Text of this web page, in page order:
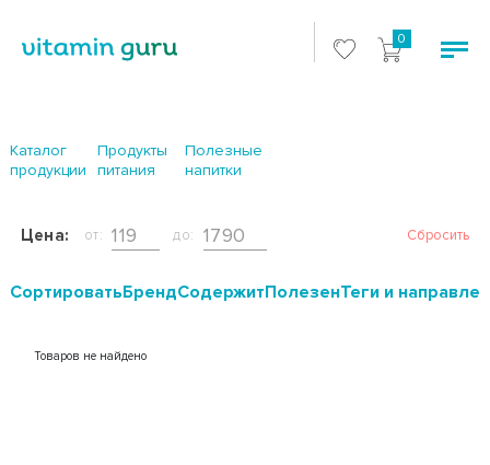
0
Каталог
продукции
Продукты
питания
Полезные
напитки
Цена: от: до: Сбросить
CортироватьБрендСодержитПолезенТеги и
Товаров не найдено